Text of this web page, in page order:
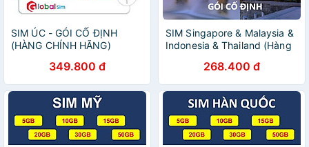
SIM ÚC - GÓI CỐ ĐỊNH
(HÀNG CHÍNH HÃNG)
349.800 đ
SIM Singapore & Malaysia &
Indonesia & Thailand (Hàng
268.400 đ